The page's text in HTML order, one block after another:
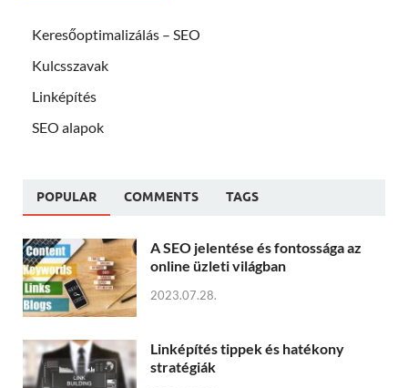
Keresőoptimalizálás – SEO
Kulcsszavak
Linképítés
SEO alapok
POPULAR COMMENTS TAGS
A SEO jelentése és fontossága az
online üzleti világban
2023.07.28.
Linképítés tippek és hatékony
stratégiák